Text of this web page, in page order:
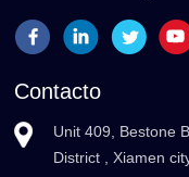
Contacto
Unit 409, Bestone
District , Xiamen